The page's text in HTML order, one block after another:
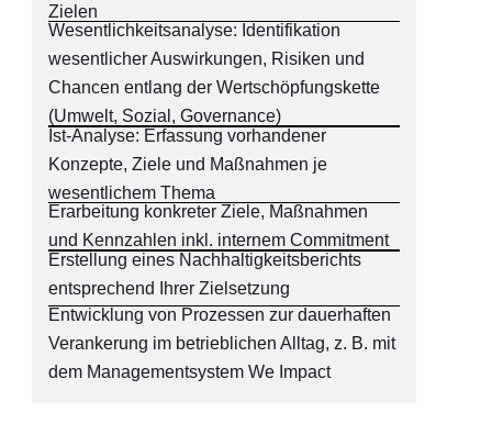
Zielen
Wesentlichkeitsanalyse: Identifikation
wesentlicher Auswirkungen, Risiken und
Chancen entlang der Wertschöpfungskette
(Umwelt, Sozial, Governance)
Ist-Analyse: Erfassung vorhandener
Konzepte, Ziele und Maßnahmen je
wesentlichem Thema
Erarbeitung konkreter Ziele, Maßnahmen
und Kennzahlen inkl. internem Commitment
Erstellung eines Nachhaltigkeitsberichts
entsprechend Ihrer Zielsetzung
Entwicklung von Prozessen zur dauerhaften
Verankerung im betrieblichen Alltag, z. B. mit
dem Managementsystem We Impact